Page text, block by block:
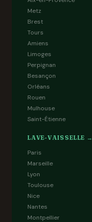
Metz
Brest
Tours
Amiens
Limoges
Perpignan
Besançon
Orléans
Rouen
Mulhouse
Saint-Étienne
LAVE-VAISSELLE →
Paris
Marseille
Lyon
Toulouse
Nice
Nantes
Montpellier